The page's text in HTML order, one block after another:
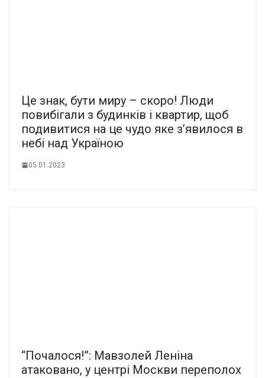
Це знак, бути миру – скоро! Люди
повибігали з будинків і квартир, щоб
подивитися на це чудо яке з’явилося в
небі над Україною
05.01.2023
“Почалося!”: Мавзолей Леніна
атаковано, у центрі Москви переполох